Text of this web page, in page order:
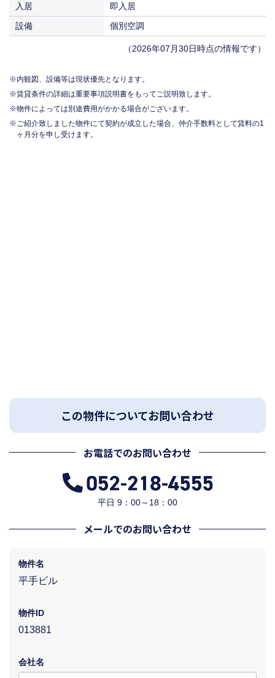
入居
即入居
設備
個別空調
（2026年07月30日時点の情報です）
内観図、設備等は現状優先となります。
賃貸条件の詳細は重要事項説明書をもってご説明致します。
物件によっては別途費用がかかる場合がございます。
ご紹介致しました物件にて契約が成立した場合、仲介手数料として賃料の1
ヶ月分を申し受けます。
この物件についてお問い合わせ
お電話でのお問い合わせ
平日 9：00～18：00
メールでのお問い合わせ
物件名
平手ビル
物件ID
013881
会社名